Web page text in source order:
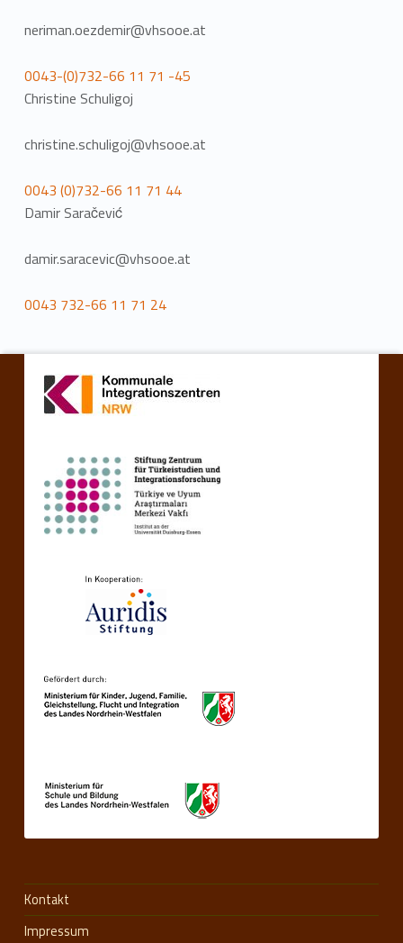
neriman.oezdemir@vhsooe.at
0043-(0)732-66 11 71 -45
Christine Schuligoj
christine.schuligoj@vhsooe.at
0043 (0)732-66 11 71 44
Damir Saračević
damir.saracevic@vhsooe.at
0043 732-66 11 71 24
Zurück zur Hauptnavigation springen
Kontakt
Impressum